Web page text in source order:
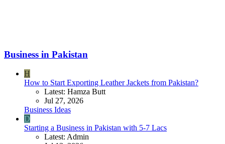
Business in Pakistan
H
How to Start Exporting Leather Jackets from Pakistan?
Latest: Hamza Butt
Jul 27, 2026
Business Ideas
D
Starting a Business in Pakistan with 5-7 Lacs
Latest: Admin